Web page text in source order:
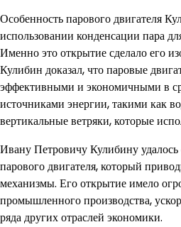
Особенность парового двигателя
использовании конденсации пара
Именно это открытие сделало его
Кулибин доказал, что паровые
эффективными и экономичными в
источниками энергии, такими как
вертикальные ветряки, которые
Ивану Петровичу Кулибину удалось
парового двигателя, который
механизмы. Его открытие имело
промышленного производства,
ряда других отраслей экономики.